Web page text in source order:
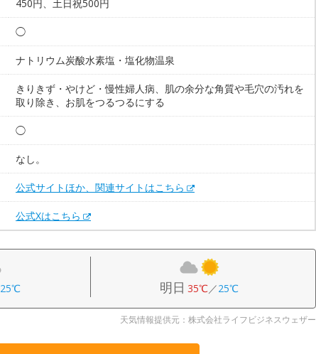
450円、土日祝500円
◯
ナトリウム炭酸水素塩・塩化物温泉
きりきず・やけど・慢性婦人病、肌の余分な角質や毛穴の汚れを
取り除き、お肌をつるつるにする
◯
なし。
公式サイトほか、関連サイトはこちら
公式Xはこちら
25℃ 明日 35℃／25℃
天気情報提供元：株式会社ライフビジネスウェザー